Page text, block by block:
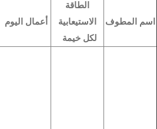
اسم المطوف
الطاقة
الاستيعابية
لكل خيمة
أعمال اليوم